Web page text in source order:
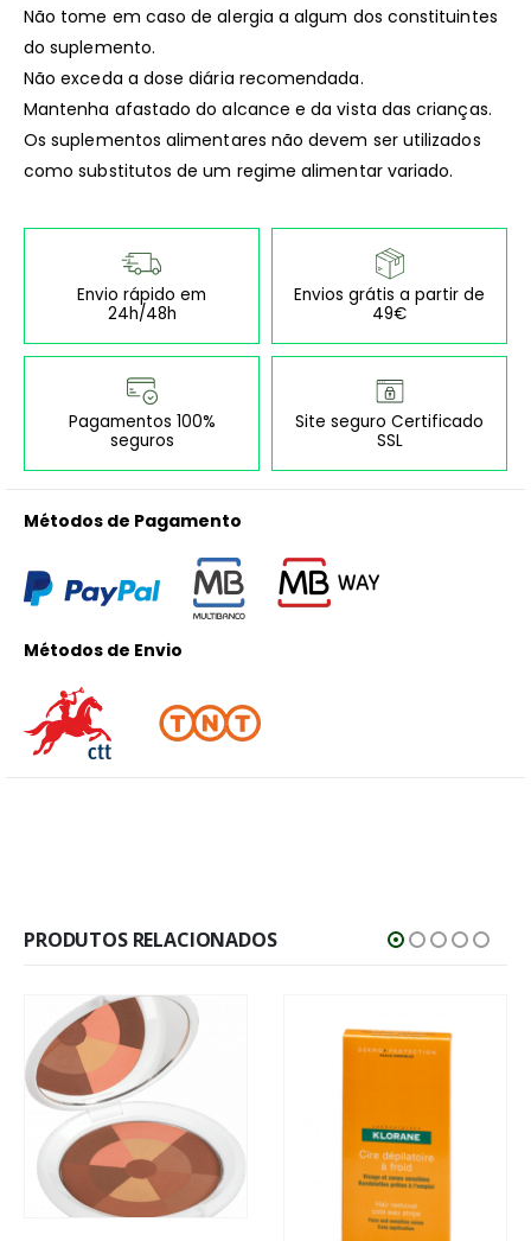
Não tome em caso de alergia a algum dos constituintes
do suplemento.
Não exceda a dose diária recomendada.
Mantenha afastado do alcance e da vista das crianças.
Os suplementos alimentares não devem ser utilizados
como substitutos de um regime alimentar variado.
Envio rápido em
24h/48h
Envios grátis a partir de
49€
Pagamentos 100%
seguros
Site seguro Certificado
SSL
Métodos de Pagamento
Métodos de Envio
PRODUTOS RELACIONADOS